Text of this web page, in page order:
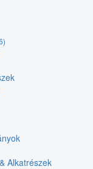
Alkatrészek